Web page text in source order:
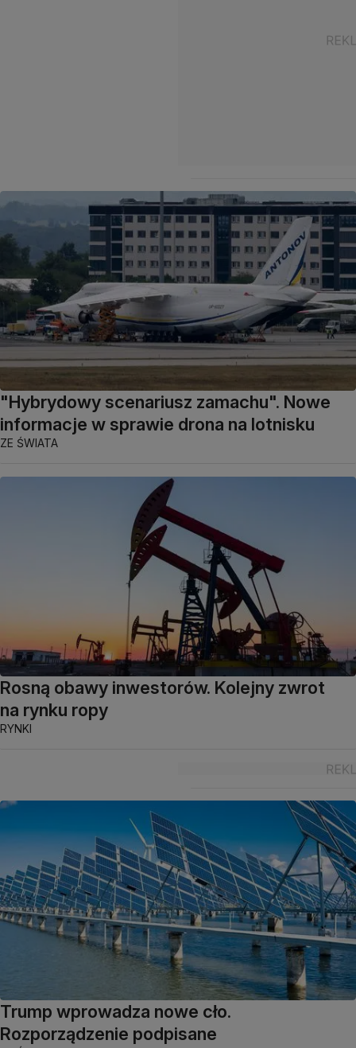
"Hybrydowy scenariusz zamachu". Nowe
informacje w sprawie drona na lotnisku
ZE ŚWIATA
Rosną obawy inwestorów. Kolejny zwrot
na rynku ropy
RYNKI
Trump wprowadza nowe cło.
Rozporządzenie podpisane